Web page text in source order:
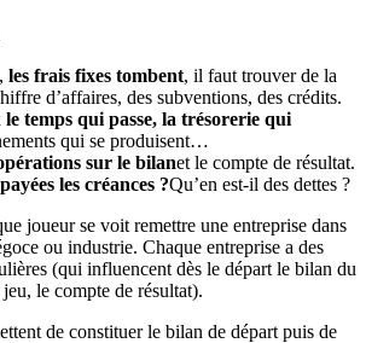
les frais fixes tombent, il faut trouver de la
d’affaires, des subventions, des crédits.
le temps qui passe, la trésorerie qui
qui se produisent…
sur le bilanet le compte de résultat.
les créances ?Qu’en est-il des dettes ?
joueur se voit remettre une entreprise dans
ou industrie. Chaque entreprise a des
(qui influencent dès le départ le bilan du
le compte de résultat).
de constituer le bilan de départ puis de